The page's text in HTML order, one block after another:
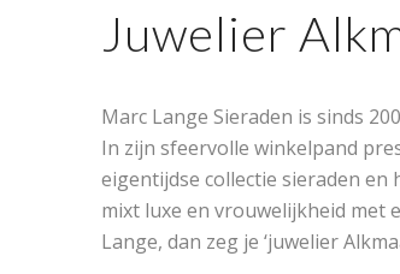
Juwelier
Marc Lange Sieraden is sinds
In zijn sfeervolle winkelpand
eigentijdse collectie sieraden
mixt luxe en vrouwelijkheid met
Lange, dan zeg je ‘juwelier